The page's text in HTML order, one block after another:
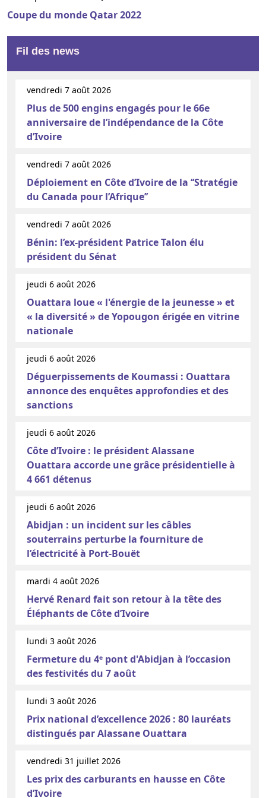
Coupe du monde Qatar 2022
Fil des news
vendredi 7 août 2026
Plus de 500 engins engagés pour le 66e
anniversaire de l’indépendance de la Côte
d’Ivoire
vendredi 7 août 2026
Déploiement en Côte d’Ivoire de la ‘‘Stratégie
du Canada pour l’Afrique’’
vendredi 7 août 2026
Bénin: l’ex-président Patrice Talon élu
président du Sénat
jeudi 6 août 2026
Ouattara loue « l'énergie de la jeunesse » et
« la diversité » de Yopougon érigée en vitrine
nationale
jeudi 6 août 2026
Déguerpissements de Koumassi : Ouattara
annonce des enquêtes approfondies et des
sanctions
jeudi 6 août 2026
Côte d’Ivoire : le président Alassane
Ouattara accorde une grâce présidentielle à
4 661 détenus
jeudi 6 août 2026
Abidjan : un incident sur les câbles
souterrains perturbe la fourniture de
l’électricité à Port-Bouët
mardi 4 août 2026
Hervé Renard fait son retour à la tête des
Éléphants de Côte d’Ivoire
lundi 3 août 2026
Fermeture du 4ᵉ pont d'Abidjan à l’occasion
des festivités du 7 août
lundi 3 août 2026
Prix national d’excellence 2026 : 80 lauréats
distingués par Alassane Ouattara
vendredi 31 juillet 2026
Les prix des carburants en hausse en Côte
d’Ivoire